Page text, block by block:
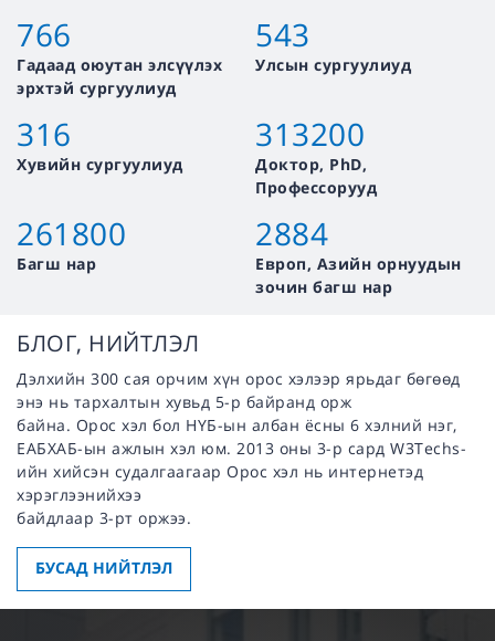
766
Гадаад оюутан элсүүлэх
эрхтэй сургуулиуд
543
Улсын сургуулиуд
316
Хувийн сургуулиуд
313200
Доктор, PhD,
Профессорууд
261800
Багш нар
2884
Европ, Азийн орнуудын
зочин багш нар
БЛОГ, НИЙТЛЭЛ
Дэлхийн 300 сая орчим хүн орос хэлээр ярьдаг бөгөөд
энэ нь тархалтын хувьд 5-р байранд орж
байна. Орос хэл бол НҮБ-ын албан ёсны 6 хэлний нэг,
ЕАБХАБ-ын ажлын хэл юм. 2013 оны 3-р сард W3Techs-
ийн хийсэн судалгаагаар Орос хэл нь интернетэд
хэрэглээнийхээ
байдлаар 3-рт оржээ.
БУСАД НИЙТЛЭЛ